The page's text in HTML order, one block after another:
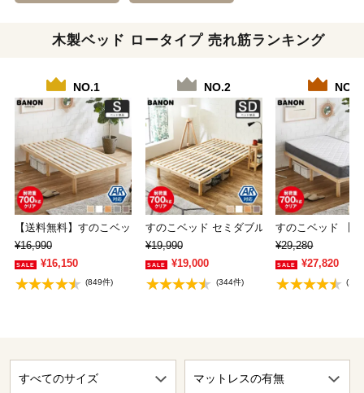
木製ベッド ロータイプ 売れ筋ランキング
NO.1
【送料無料】すのこベッド シングル 木製ベッド…
¥16,990
¥16,150
(849件)
NO.2
すのこベッド セミダブル 木製ベッド フレー
¥19,990
¥19,000
(344件)
NO.3
すのこベッド 【
¥29,280
¥27,820